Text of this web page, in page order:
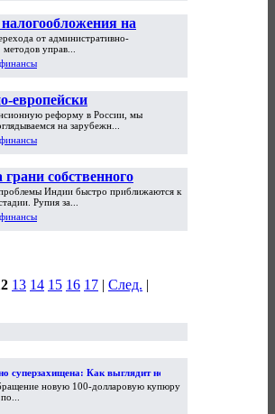
на
издержек
от административно-
управ...
европейски
реформу в России, мы
на зарубежн...
собственного
кризиса
Индии быстро приближаются к
Рупия за...
13 14 15 16 17 | След. |
суперзахищена: Как выглядит новая
купюра новую 100-долларовую купюру